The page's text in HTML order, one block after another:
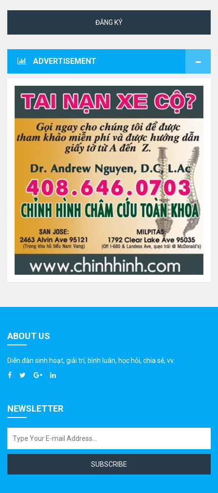
ĐĂNG KÝ
ADVERTISEMENT
ABOUT US
Diễn đàn sinh hoạt, giải trí, bình luân, học hỏi, chia sẻ, vv.
NEWSLETTER
SUBSCRIBE